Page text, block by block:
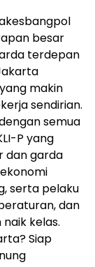
besar
terdepan
makin
sendirian.
semua
P yang
dan garda
serta pelaku
dan
kelas.
Siap